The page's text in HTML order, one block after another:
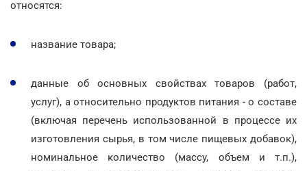
относятся:
название товара;
данные об основных свойствах товаров (работ,
услуг), а относительно продуктов питания - о составе
(включая перечень использованной в процессе их
изготовления сырья, в том числе пищевых добавок),
номинальное количество (массу, объем и т.п.),